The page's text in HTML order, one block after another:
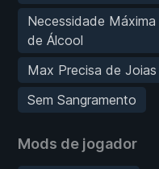
Necessidade Máxima
de Álcool
Max Precisa de Joias
Sem Sangramento
Mods de jogador